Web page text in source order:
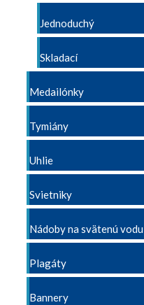
Jednoduchý
Skladací
Medailónky
Tymiány
Uhlie
Svietniky
Nádoby na svätenú vodu
Plagáty
Bannery